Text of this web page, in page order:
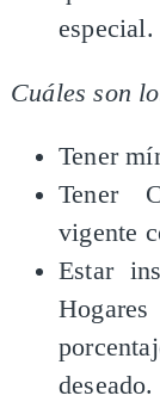
especial.
Cuáles son
Tener
Tener
vigente
Estar
deseado.